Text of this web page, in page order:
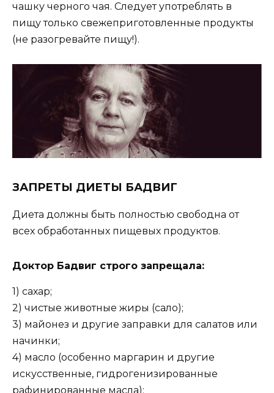
чашку черного чая. Следует употреблять в
пищу только свежеприготовленные продукты
(не разогревайте пищу!).
ЗАПРЕТЫ ДИЕТЫ БАДВИГ
Диета должны быть полностью свободна от
всех обработанных пищевых продуктов.
Доктор Бадвиг строго запрещала:
1) сахар;
2) чистые животные жиры (сало);
3) майонез и другие заправки для салатов или
начинки;
4) масло (особенно маргарин и другие
искусственные, гидрогенизированные
рафинированные масла);